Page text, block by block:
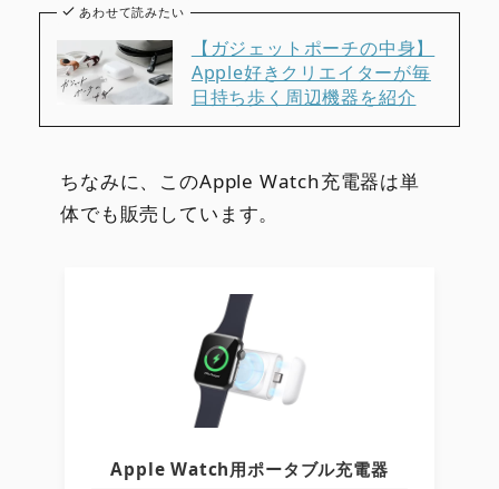
あわせて読みたい
【ガジェットポーチの中身】
Apple好きクリエイターが毎
日持ち歩く周辺機器を紹介
ちなみに、このApple Watch充電器は単
体でも販売しています。
Apple Watch用ポータブル充電器